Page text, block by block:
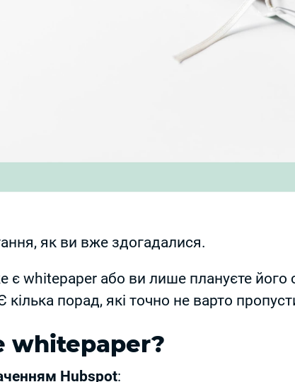
як ви вже здогадалися.
є whitepaper або ви лише плануєте його
кілька порад, які точно не варто
whitepaper?
Hubspot: